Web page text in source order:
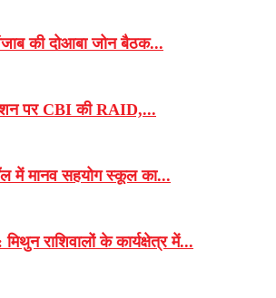
की दोआबा जोन बैठक...
पर CBI की RAID,...
में मानव सहयोग स्कूल का...
राशिवालों के कार्यक्षेत्र में...